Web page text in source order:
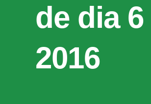
de dia
2016